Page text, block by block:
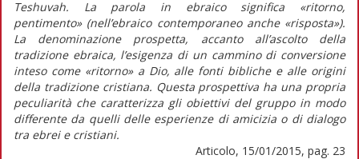
Teshuvah. La parola in ebraico significa «ritorno,
pentimento» (nell’ebraico contemporaneo anche «risposta»).
La denominazione prospetta, accanto all’ascolto della
tradizione ebraica, l’esigenza di un cammino di conversione
inteso come «ritorno» a Dio, alle fonti bibliche e alle origini
della tradizione cristiana. Questa prospettiva ha una propria
peculiarità che caratterizza gli obiettivi del gruppo in modo
differente da quelli delle esperienze di amicizia o di dialogo
tra ebrei e cristiani.
Articolo, 15/01/2015, pag. 23